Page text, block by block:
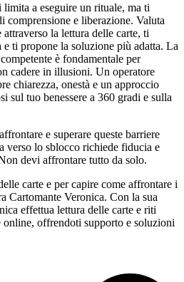
a eseguire un rituale, ma ti
comprensione e liberazione. Valuta
la lettura delle carte, ti
e ti propone la soluzione più adatta. La
è fondamentale per
cadere in illusioni. Un operatore
chiarezza, onestà e un approccio
sul tuo benessere a 360 gradi e sulla
e superare queste barriere
verso lo sblocco richiede fiducia e
devi affrontare tutto da solo.
carte e per capire come affrontare i
Cartomante Veronica. Con la sua
effettua lettura delle carte e riti
online, offrendoti supporto e soluzioni